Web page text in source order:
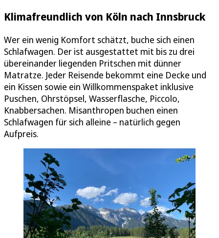
Klimafreundlich von Köln nach Innsbruck
Wer ein wenig Komfort schätzt, buche sich einen
Schlafwagen. Der ist ausgestattet mit bis zu drei
übereinander liegenden Pritschen mit dünner
Matratze. Jeder Reisende bekommt eine Decke und
ein Kissen sowie ein Willkommenspaket inklusive
Puschen, Ohrstöpsel, Wasserflasche, Piccolo,
Knabbersachen. Misanthropen buchen einen
Schlafwagen für sich alleine – natürlich gegen
Aufpreis.